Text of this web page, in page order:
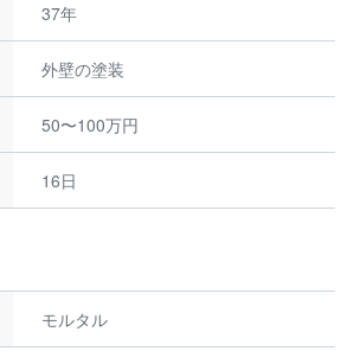
37年
外壁の塗装
50〜100万円
16日
モルタル